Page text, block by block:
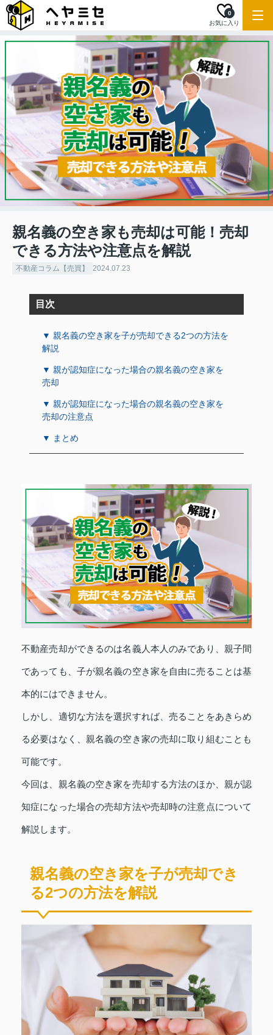
お気に入り
0
親名義の空き家も売却は可能！売却
できる方法や注意点を解説
不動産コラム【売買】 2024.07.23
目次
▼ 親名義の空き家を子が売却できる2つの方法を
解説
▼ 親が認知症になった場合の親名義の空き家を
売却
▼ 親が認知症になった場合の親名義の空き家を
売却の注意点
▼ まとめ
不動産売却ができるのは名義人本人のみであり、親子間
であっても、子が親名義の空き家を自由に売ることは基
本的にはできません。
しかし、適切な方法を選択すれば、売ることをあきらめ
る必要はなく、親名義の空き家の売却に取り組むことも
可能です。
今回は、親名義の空き家を売却する方法のほか、親が認
知症になった場合の売却方法や売却時の注意点について
解説します。
親名義の空き家を子が売却でき
る2つの方法を解説